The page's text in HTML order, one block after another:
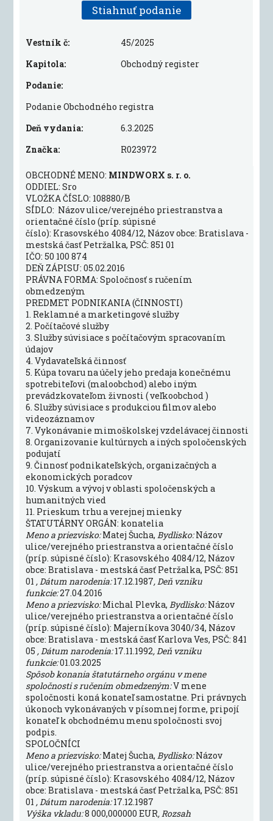
Stiahnuť podanie
Vestník č:
45/2025
Kapitola:
Obchodný register
Podanie:
Podanie Obchodného registra
Deň vydania:
6.3.2025
Značka:
R023972
OBCHODNÉ MENO: MINDWORX s. r. o.
ODDIEL: Sro
VLOŽKA ČÍSLO: 108880/B
SÍDLO: Názov ulice/verejného priestranstva a
orientačné číslo (príp. súpisné
číslo): Krasovského 4084/12, Názov obce: Bratislava -
mestská časť Petržalka, PSČ: 851 01
IČO: 50 100 874
DEŇ ZÁPISU: 05.02.2016
PRÁVNA FORMA: Spoločnosť s ručením
obmedzeným
PREDMET PODNIKANIA (ČINNOSTI)
1. Reklamné a marketingové služby
2. Počítačové služby
3. Služby súvisiace s počítačovým spracovaním
údajov
4. Vydavateľská činnosť
5. Kúpa tovaru na účely jeho predaja konečnému
spotrebiteľovi (maloobchod) alebo iným
prevádzkovateľom živnosti ( veľkoobchod )
6. Služby súvisiace s produkciou filmov alebo
videozáznamov
7. Vykonávanie mimoškolskej vzdelávacej činnosti
8. Organizovanie kultúrnych a iných spoločenských
podujatí
9. Činnosť podnikateľských, organizačných a
ekonomických poradcov
10. Výskum a vývoj v oblasti spoločenských a
humanitných vied
11. Prieskum trhu a verejnej mienky
ŠTATUTÁRNY ORGÁN: konatelia
Meno a priezvisko:Matej Šucha,Bydlisko:Názov
ulice/verejného priestranstva a orientačné číslo
(príp. súpisné číslo): Krasovského 4084/12, Názov
obce: Bratislava - mestská časť Petržalka, PSČ: 851
01 , Dátum narodenia:17.12.1987, Deň vzniku
funkcie:27.04.2016
Meno a priezvisko:Michal Plevka,Bydlisko:Názov
ulice/verejného priestranstva a orientačné číslo
(príp. súpisné číslo): Majerníkova 3040/34, Názov
obce: Bratislava - mestská časť Karlova Ves, PSČ: 841
05 , Dátum narodenia:17.11.1992, Deň vzniku
funkcie:01.03.2025
Spôsob konania štatutárneho orgánu v mene
spoločnosti s ručením obmedzeným:V mene
spoločnosti koná konateľ samostatne. Pri právnych
úkonoch vykonávaných v písomnej forme, pripojí
konateľ k obchodnému menu spoločnosti svoj
podpis.
SPOLOČNÍCI
Meno a priezvisko:Matej Šucha,Bydlisko:Názov
ulice/verejného priestranstva a orientačné číslo
(príp. súpisné číslo): Krasovského 4084/12, Názov
obce: Bratislava - mestská časť Petržalka, PSČ: 851
01 , Dátum narodenia:17.12.1987
Výška vkladu:8 000,000000 EUR, Rozsah